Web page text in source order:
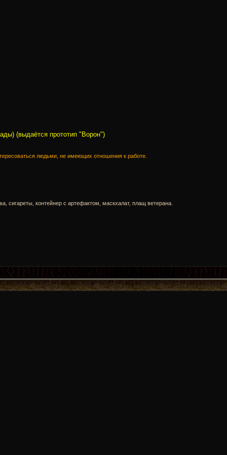
(выдаётся прототип "Ворон")
людьми, не имеющих отношения к работе.
сигареты, контейнер с артефактом, маскхалат, плащ ветерана.